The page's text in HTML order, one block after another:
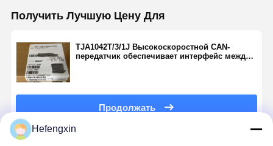
Получить Лучшую Цену Для
TJA1042T/3/1J Высокоскоростной CAN-
передатчик обеспечивает интерфейс между
Продолжать
Hefengxin